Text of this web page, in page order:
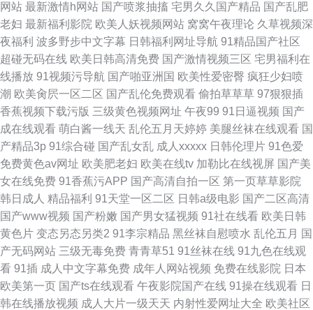
网站 最新激情h网站 国产喷浆抽搐 宅男久久国产精品 国产乱肥
老妇 最新福利影院 欧美人妖视频网站 窝窝午夜理论 久草视频深
夜福利 波多野步中文字幕 日韩福利网址导航 91精品国产社区
超碰无码在线 欧美日韩高清免费 国产激情视频三区 宅男福利在
线播放 91视频污导航 国产啪亚洲国 欧美性爱密臀 疯狂少妇喷
潮 欧美肏屄一区二区 国产乱伦免费观看 偷拍草草草 97狠狠插
香蕉视频下载污版 三级黄色视频网址 午夜99 91日逼视频 国产
成在线观看 萌白酱一线天 乱伦五月天婷婷 美腿丝袜在线观看 国
产精品3p 91综合碰 国产乱女乱 成人xxxxx 日韩伦理片 91色爱
免费黄色av网址 欧美肥老妇 欧美在线tv 加勒比在线视屏 国产美
女在线免费 91香蕉污APP 国产高清自拍一区 第一页草草影院
韩日成人 精品福利 91天堂一区二区 日韩a级电影 国产二区高清
国产www视频 国产粉嫩 国产男女猛视频 91社在线看 欧美日韩
黄色片 变态另态另类2 91李宗精品 黑丝袜自慰喷水 乱伦五月 国
产无码网站 三级无毒免费 青青草51 91丝袜在线 91九色在线观
看 91插 成人中文字幕免费 成年人网站视频 免费在线影院 日本
欧美第一页 国产ts在线观看 午夜影院国产在线 91操在线观看 日
韩在线播放视频 成人大片一级天天 内射性爱网址大全 欧美社区